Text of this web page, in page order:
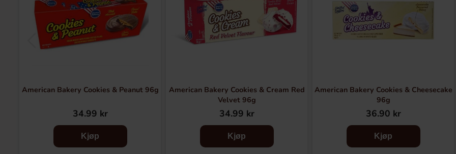
American Bakery Cookies & Peanut 96g
34.99 kr
Kjøp
American Bakery Cookies & Cream Red
Velvet 96g
34.99 kr
Kjøp
American Bakery Cookies & Cheesecake
96g
36.90 kr
Kjøp